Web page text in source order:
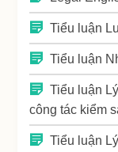
Tiểu luận
Tiểu luận
Tiểu luận
công tác kiểm
Tiểu luận